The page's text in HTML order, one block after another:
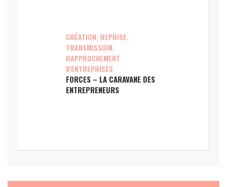
CRÉATION, REPRISE,
TRANSMISSION,
RAPPROCHEMENT
D'ENTREPRISES
FORCES – LA CARAVANE DES
ENTREPRENEURS